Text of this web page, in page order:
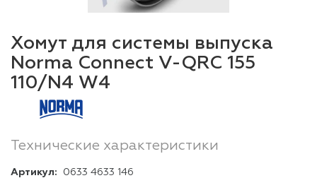
Хомут для системы выпуска
Norma Connect V-QRC 155
110/N4 W4
Технические характеристики
Артикул: 0633 4633 146